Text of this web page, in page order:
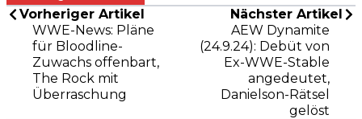
Vorheriger Artikel
WWE-News: Pläne
für Bloodline-
Zuwachs offenbart,
The Rock mit
Überraschung
Nächster Artikel
AEW Dynamite
(24.9.24): Debüt von
Ex-WWE-Stable
angedeutet,
Danielson-Rätsel
gelöst